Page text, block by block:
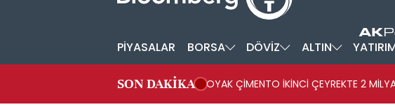
PİYASALAR BORSA DÖVİZ ALTIN
SON DAKİKA OYAK ÇİMENTO İKİNCİ ÇEYREKTE 2